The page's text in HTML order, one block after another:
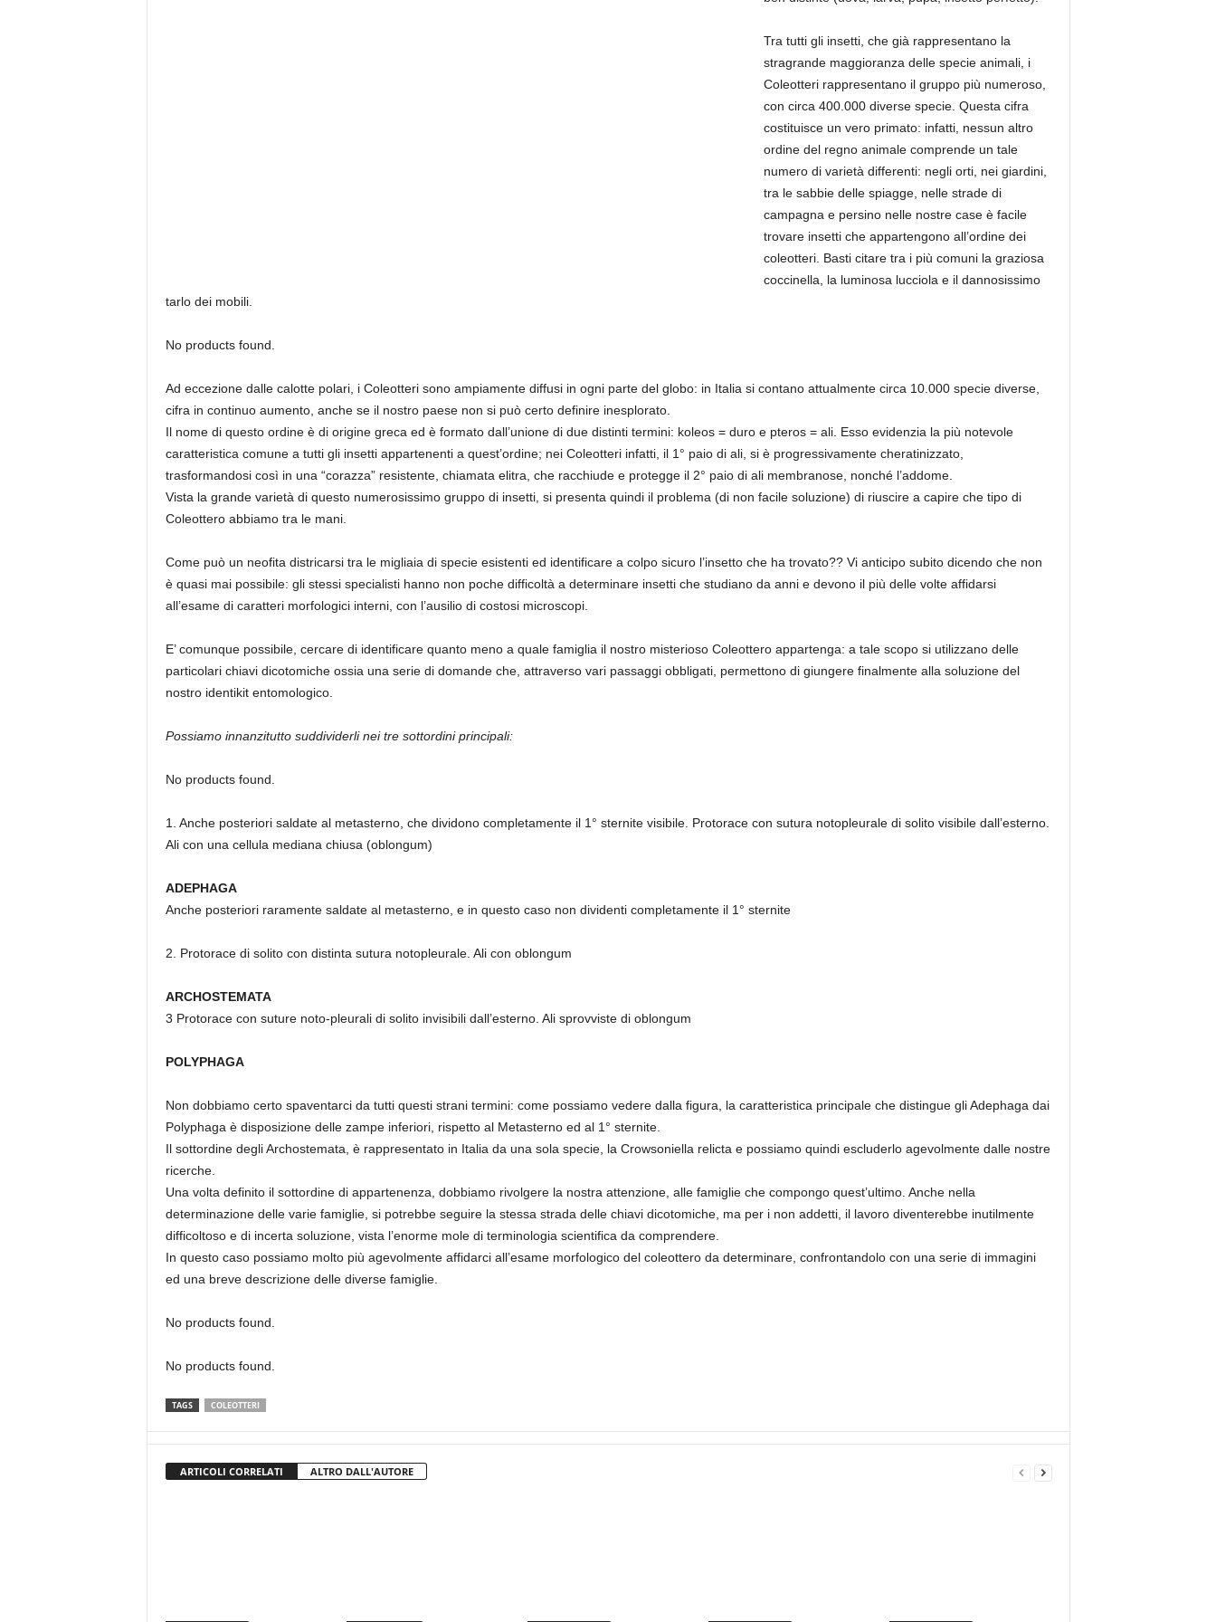
Tra tutti gli insetti, che già rappresentano la
stragrande maggioranza delle specie animali, i
Coleotteri rappresentano il gruppo più numeroso,
con circa 400.000 diverse specie. Questa cifra
costituisce un vero primato: infatti, nessun altro
ordine del regno animale comprende un tale
numero di varietà differenti: negli orti, nei giardini,
tra le sabbie delle spiagge, nelle strade di
campagna e persino nelle nostre case è facile
trovare insetti che appartengono all’ordine dei
coleotteri. Basti citare tra i più comuni la graziosa
coccinella, la luminosa lucciola e il dannosissimo
tarlo dei mobili.
No products found.
Ad eccezione dalle calotte polari, i Coleotteri sono ampiamente diffusi in ogni parte del globo: in Italia si contano attualmente circa 10.000 specie diverse,
cifra in continuo aumento, anche se il nostro paese non si può certo definire inesplorato.
Il nome di questo ordine è di origine greca ed è formato dall’unione di due distinti termini: koleos = duro e pteros = ali. Esso evidenzia la più notevole
caratteristica comune a tutti gli insetti appartenenti a quest’ordine; nei Coleotteri infatti, il 1° paio di ali, si è progressivamente cheratinizzato,
trasformandosi così in una “corazza” resistente, chiamata elitra, che racchiude e protegge il 2° paio di ali membranose, nonché l’addome.
Vista la grande varietà di questo numerosissimo gruppo di insetti, si presenta quindi il problema (di non facile soluzione) di riuscire a capire che tipo di
Coleottero abbiamo tra le mani.
Come può un neofita districarsi tra le migliaia di specie esistenti ed identificare a colpo sicuro l’insetto che ha trovato?? Vi anticipo subito dicendo che non
è quasi mai possibile: gli stessi specialisti hanno non poche difficoltà a determinare insetti che studiano da anni e devono il più delle volte affidarsi
all’esame di caratteri morfologici interni, con l’ausilio di costosi microscopi.
E’ comunque possibile, cercare di identificare quanto meno a quale famiglia il nostro misterioso Coleottero appartenga: a tale scopo si utilizzano delle
particolari chiavi dicotomiche ossia una serie di domande che, attraverso vari passaggi obbligati, permettono di giungere finalmente alla soluzione del
nostro identikit entomologico.
Possiamo innanzitutto suddividerli nei tre sottordini principali:
No products found.
1. Anche posteriori saldate al metasterno, che dividono completamente il 1° sternite visibile. Protorace con sutura notopleurale di solito visibile dall’esterno.
Ali con una cellula mediana chiusa (oblongum)
ADEPHAGA
Anche posteriori raramente saldate al metasterno, e in questo caso non dividenti completamente il 1° sternite
2. Protorace di solito con distinta sutura notopleurale. Ali con oblongum
ARCHOSTEMATA
3 Protorace con suture noto-pleurali di solito invisibili dall’esterno. Ali sprovviste di oblongum
POLYPHAGA
Non dobbiamo certo spaventarci da tutti questi strani termini: come possiamo vedere dalla figura, la caratteristica principale che distingue gli Adephaga dai
Polyphaga è disposizione delle zampe inferiori, rispetto al Metasterno ed al 1° sternite.
Il sottordine degli Archostemata, è rappresentato in Italia da una sola specie, la Crowsoniella relicta e possiamo quindi escluderlo agevolmente dalle nostre
ricerche.
Una volta definito il sottordine di appartenenza, dobbiamo rivolgere la nostra attenzione, alle famiglie che compongo quest’ultimo. Anche nella
determinazione delle varie famiglie, si potrebbe seguire la stessa strada delle chiavi dicotomiche, ma per i non addetti, il lavoro diventerebbe inutilmente
difficoltoso e di incerta soluzione, vista l’enorme mole di terminologia scientifica da comprendere.
In questo caso possiamo molto più agevolmente affidarci all’esame morfologico del coleottero da determinare, confrontandolo con una serie di immagini
ed una breve descrizione delle diverse famiglie.
No products found.
No products found.
TAGS COLEOTTERI
ARTICOLI CORRELATI ALTRO DALL'AUTORE